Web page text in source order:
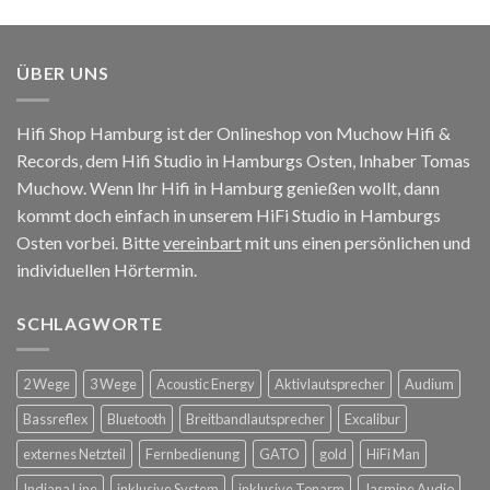
ÜBER UNS
Hifi Shop Hamburg ist der Onlineshop von Muchow Hifi &
Records, dem Hifi Studio in Hamburgs Osten, Inhaber Tomas
Muchow. Wenn Ihr Hifi in Hamburg genießen wollt, dann
kommt doch einfach in unserem HiFi Studio in Hamburgs
Osten vorbei. Bittevereinbartmit uns einen persönlichen und
individuellen Hörtermin.
SCHLAGWORTE
2 Wege 3 Wege Acoustic Energy Aktivlautsprecher
Audium
Bassreflex
Bluetooth Breitbandlautsprecher
Excalibur
externes Netzteil
Fernbedienung GATO gold
HiFi Man